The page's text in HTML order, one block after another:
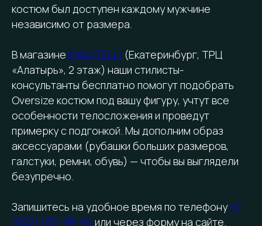
костюм был доступен каждому мужчине
независимо от размера.
В магазине KVALITELLI (Екатеринбург, ТРЦ
«Алатырь», 2 этаж) наши стилисты-
консультанты бесплатно помогут подобрать
Oversize костюм под вашу фигуру, учтут все
особенности телосложения и проведут
примерку с подгонкой. Мы дополним образ
аксессуарами (рубашки больших размеров,
галстуки, ремни, обувь) — чтобы вы выглядели
безупречно.
Запишитесь на удобное время по телефону+7
(922) 032-98-40 или через форму на сайте.